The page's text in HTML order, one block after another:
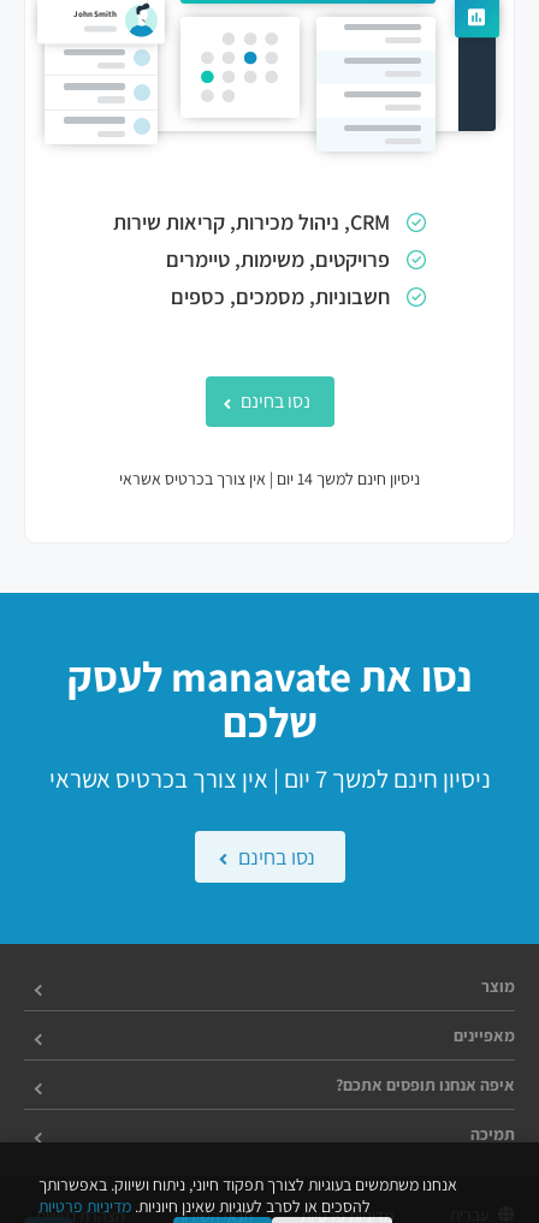
John Smith
CRM, ניהול מכירות, קריאות שירות
פרויקטים, משימות, טיימרים
חשבוניות, מסמכים, כספים
נסו בחינם
ניסיון חינם למשך 14 יום | אין צורך בכרטיס אשראי
נסו אתmanavateלעסק
שלכם
ניסיון חינם למשך 7 יום | אין צורך בכרטיס אשראי
נסו בחינם
מוצר
מאפיינים
איפה אנחנו תופסים אתכם?
תמיכה
מדיניות פרטיות תנאי השירות הצהרת נגישות
אנחנו משתמשים בעוגיות לצורך תפקוד חיוני, ניתוח ושיווק. באפשרותך
להסכים או לסרב לעוגיות שאינן חיוניות. מדיניות פרטיות